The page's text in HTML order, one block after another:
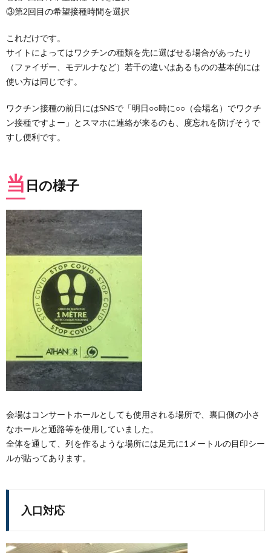
な副
あり
まし
た！
5.
まと
③第2回目の希望接種時間を選択
これだけです。
サイトによってはワクチンの種類を先に選ばせる場合があったり
（ファイザー、モデルナなど）若干の違いはあるものの基本的には
使い方は同じです。
ワクチン接種の前日にはSNSで「明日○○時に○○（会場名）でワクチ
ン接種ですよー」とスマホに連絡が来るのも、度忘れを防げそうで
すし便利です。
当 日の様子
会場はコンサートホールとしても使用される場所で、裏口側の小さ
なホールと通路等を使用していました。
全体を通して、列を作るような場所には足元に1メートルの目印シー
ルが貼ってあります。
入口対応